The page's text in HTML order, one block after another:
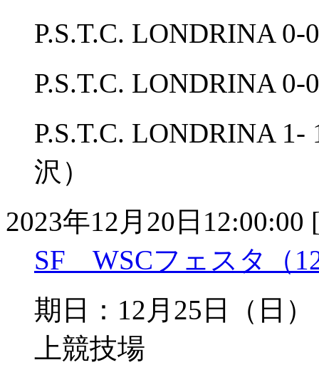
P.S.T.C. LONDRINA
P.S.T.C. LONDRINA
P.S.T.C. LONDRINA
沢）
2023年12月20日12:00:00
SF WSCフェスタ（
期日：12月25日（
上競技場